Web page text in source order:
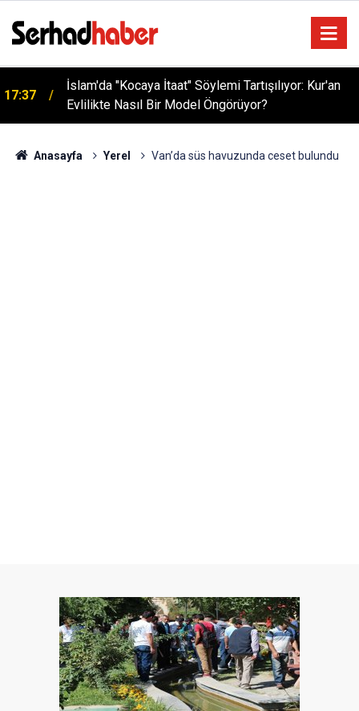
İslam'da "Kocaya İtaat" Söylemi Tartışılıyor: Kur'an
Evlilikte Nasıl Bir Model Öngörüyor?
16:40
Prof. Dr. Orhan Çeker’den "Kur’aniyyûn" Akımına
Nebevî Uyarı: "Sünnetsiz Yorumlar Geçersizdir"
Anasayfa Yerel Van’da süs havuzunda ceset bulundu